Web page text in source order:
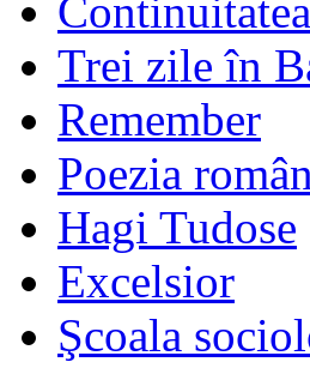
Trei zile în
Remember
Poezia
Hagi Tudose
Excelsior
Şcoala